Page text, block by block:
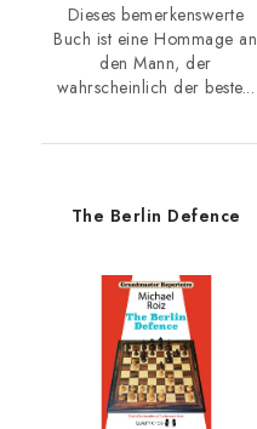
Dieses bemerkenswerte
Buch ist eine Hommage an
den Mann, der
wahrscheinlich der beste...
The Berlin Defence